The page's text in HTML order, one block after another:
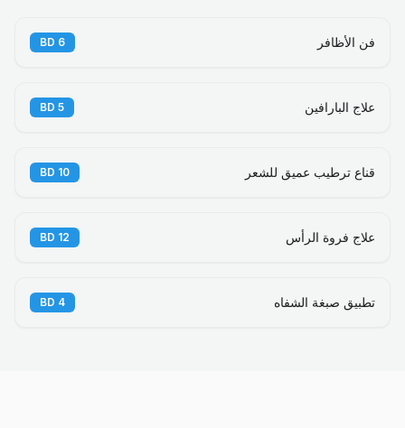
فن الأظافر 6
BD
علاج البارافين 5
BD
قناع ترطيب عميق للشعر 10
BD
علاج فروة الرأس 12
BD
تطبيق صبغة الشفاه 4
BD